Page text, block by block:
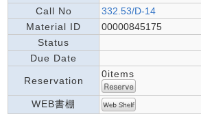
Call No
332.53/D-14
Material ID
00000845175
Status
Due Date
Reservation
0items
WEB書棚